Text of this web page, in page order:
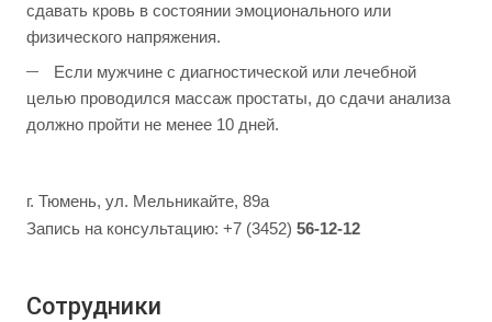
сдавать кровь в состоянии эмоционального или
физического напряжения.
Если мужчине с диагностической или лечебной
целью проводился массаж простаты, до сдачи анализа
должно пройти не менее 10 дней.
г. Тюмень, ул. Мельникайте, 89а
Запись на консультацию: +7 (3452) 56-12-12
Сотрудники